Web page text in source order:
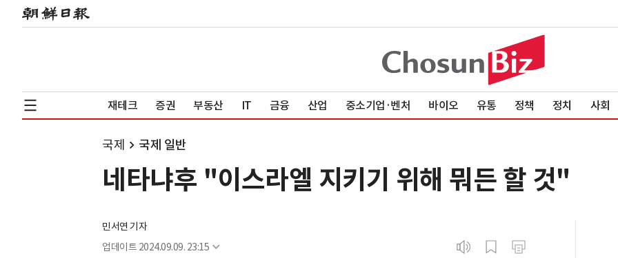
재테크 증권 부동산 IT 금융 산업 중소기업·벤처 바이오 유통 정책 정치 사회
국제 국제 일반
네타냐후 "이스라엘 지키기 위해 뭐든 할 것"
민서연 기자
업데이트 2024.09.09. 23:15